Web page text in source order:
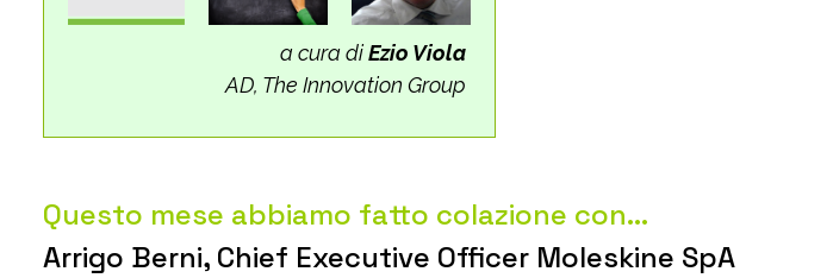
a cura diEzio Viola
AD, The Innovation Group
Questo mese abbiamo fatto colazione con…
Arrigo Berni, Chief Executive Officer Moleskine SpA